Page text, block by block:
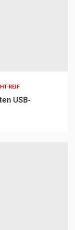
REIF
USB-